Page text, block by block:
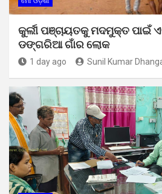
କୁର୍ଲୀ ପଞ୍ଚାୟତକୁ ମଦମୁକ୍ତ ପାଇଁ
ଡଙ୍ଗରିଆ ଗାଁର ଲୋକ
1 day ago Sunil Kumar